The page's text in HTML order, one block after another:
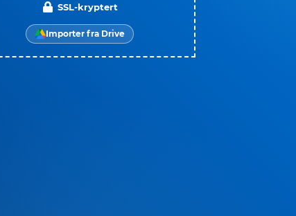
SSL-kryptert
Importer fra Drive